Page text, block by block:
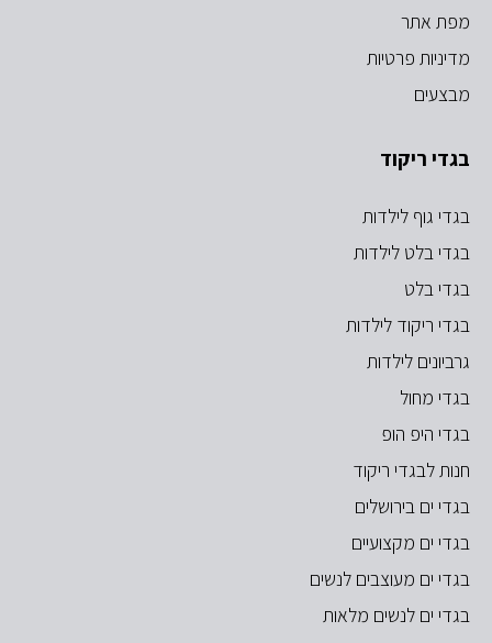
מפת אתר
מדיניות פרטיות
מבצעים
בגדי ריקוד
בגדי גוף לילדות
בגדי בלט לילדות
בגדי בלט
בגדי ריקוד לילדות
גרביונים לילדות
בגדי מחול
בגדי היפ הופ
חנות לבגדי ריקוד
בגדי ים בירושלים
בגדי ים מקצועיים
בגדי ים מעוצבים לנשים
בגדי ים לנשים מלאות